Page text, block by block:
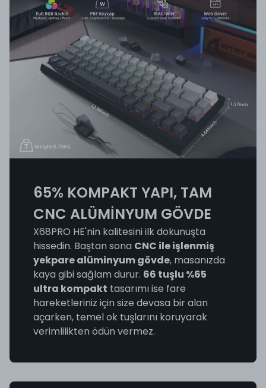
65% KOMPAKT YAPI, TAM
CNC ALÜMİNYUM GÖVDE
X68PRO HE'nin kalitesini ilk dokunuşta
hissedin. Baştan sona CNC ile işlenmiş
yekpare alüminyum gövde, masanızda
kaya gibi sağlam durur. 66 tuşlu %65
ultra kompakt tasarımı ise fare
hareketleriniz için size devasa bir alan
açarken, temel ok tuşlarını koruyarak
verimlilikten ödün vermez.